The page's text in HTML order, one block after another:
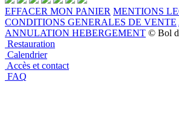
EFFACER MON PANIER MENTIONS
CONDITIONS GENERALES DE VENTE
ANNULATION HEBERGEMENT © Bol
Restauration
Calendrier
Accès et contact
FAQ